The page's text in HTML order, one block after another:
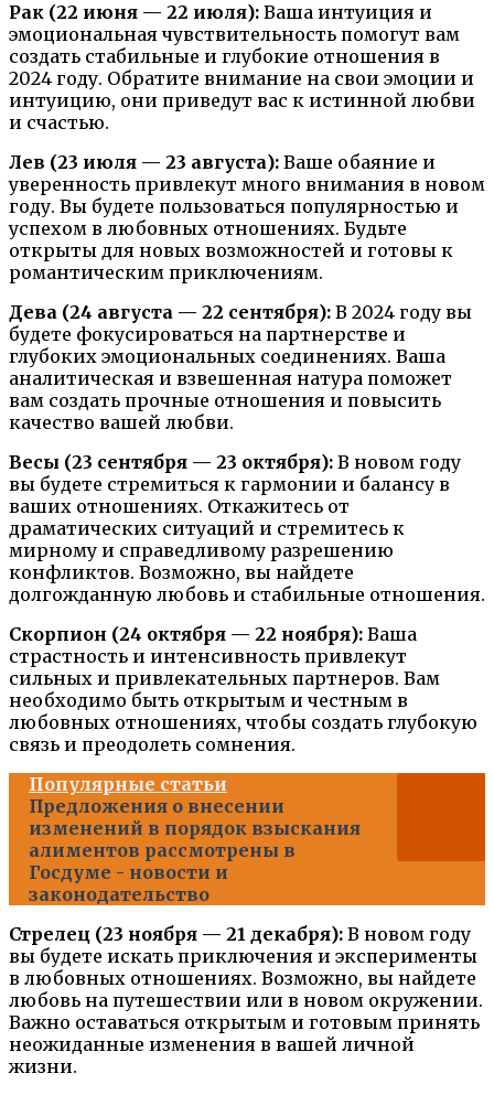
Рак (22 июня — 22 июля): Ваша интуиция и
эмоциональная чувствительность помогут вам
создать стабильные и глубокие отношения в
2024 году. Обратите внимание на свои эмоции и
интуицию, они приведут вас к истинной любви
и счастью.
Лев (23 июля — 23 августа): Ваше обаяние и
уверенность привлекут много внимания в новом
году. Вы будете пользоваться популярностью и
успехом в любовных отношениях. Будьте
открыты для новых возможностей и готовы к
романтическим приключениям.
Дева (24 августа — 22 сентября): В 2024 году вы
будете фокусироваться на партнерстве и
глубоких эмоциональных соединениях. Ваша
аналитическая и взвешенная натура поможет
вам создать прочные отношения и повысить
качество вашей любви.
Весы (23 сентября — 23 октября): В новом году
вы будете стремиться к гармонии и балансу в
ваших отношениях. Откажитесь от
драматических ситуаций и стремитесь к
мирному и справедливому разрешению
конфликтов. Возможно, вы найдете
долгожданную любовь и стабильные отношения.
Скорпион (24 октября — 22 ноября): Ваша
страстность и интенсивность привлекут
сильных и привлекательных партнеров. Вам
необходимо быть открытым и честным в
любовных отношениях, чтобы создать глубокую
связь и преодолеть сомнения.
Популярные статьи
Предложения о внесении
изменений в порядок взыскания
алиментов рассмотрены в
Госдуме - новости и
законодательство
Стрелец (23 ноября — 21 декабря): В новом году
вы будете искать приключения и эксперименты
в любовных отношениях. Возможно, вы найдете
любовь на путешествии или в новом окружении.
Важно оставаться открытым и готовым принять
неожиданные изменения в вашей личной
жизни.